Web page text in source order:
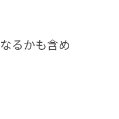
るかも含め